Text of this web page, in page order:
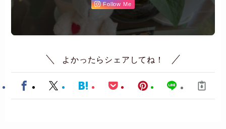
Follow Me
よかったらシェアしてね！